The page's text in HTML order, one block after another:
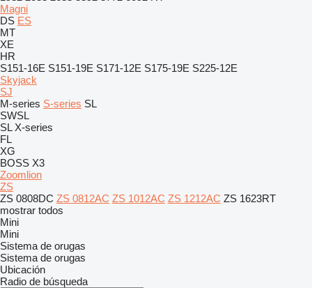
Magni
DS ES
MT
XE
HR
S151-16E S151-19E S171-12E S175-19E S225-12E
Skyjack
SJ
M-series S-series SL
SWSL
SL X-series
FL
XG
BOSS X3
Zoomlion
ZS
ZS 0808DC ZS 0812AC ZS 1012AC ZS 1212AC ZS 1623RT
mostrar todos
Mini
Mini
Sistema de orugas
Sistema de orugas
Ubicación
Radio de búsqueda